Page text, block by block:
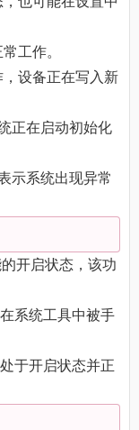
工作。
设备正在写入新
正在启动初始化
示系统出现异常
开启状态，该功
系统工具中被手
于开启状态并正